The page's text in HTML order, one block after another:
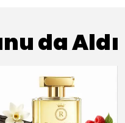
da Aldı